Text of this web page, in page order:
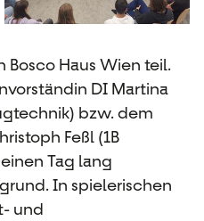
Haus Wien teil.
DI Martina
bzw. dem
Feßl (1B
Tag lang
In spielerischen
und